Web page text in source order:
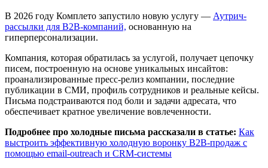
В 2026 году Комплето запустило новую услугу — Аутрич-
рассылки для B2B-компаний, основанную на
гиперперсонализации.
Компания, которая обратилась за услугой, получает цепочку
писем, построенную на основе уникальных инсайтов:
проанализированные пресс-релиз компании, последние
публикации в СМИ, профиль сотрудников и реальные кейсы.
Письма подстраиваются под боли и задачи адресата, что
обеспечивает кратное увеличение вовлеченности.
Подробнее про холодные письма рассказали в статье: Как
выстроить эффективную холодную воронку B2B-продаж с
помощью email-outreach и CRM-системы